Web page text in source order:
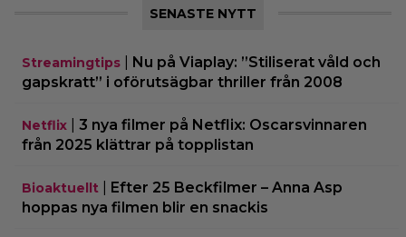
SENASTE NYTT
Streamingtips
Nu på Viaplay: ”Stiliserat våld och
gapskratt” i oförutsägbar thriller från 2008
Netflix
3 nya filmer på Netflix: Oscarsvinnaren
från 2025 klättrar på topplistan
Bioaktuellt
Efter 25 Beckfilmer – Anna Asp
hoppas nya filmen blir en snackis